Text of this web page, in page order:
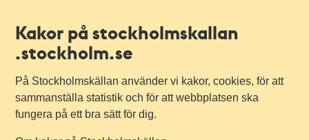
Kakor på stockholmskallan
.stockholm.se
På Stockholmskällan använder vi kakor, cookies, för att
sammanställa statistik och för att webbplatsen ska
fungera på ett bra sätt för dig.